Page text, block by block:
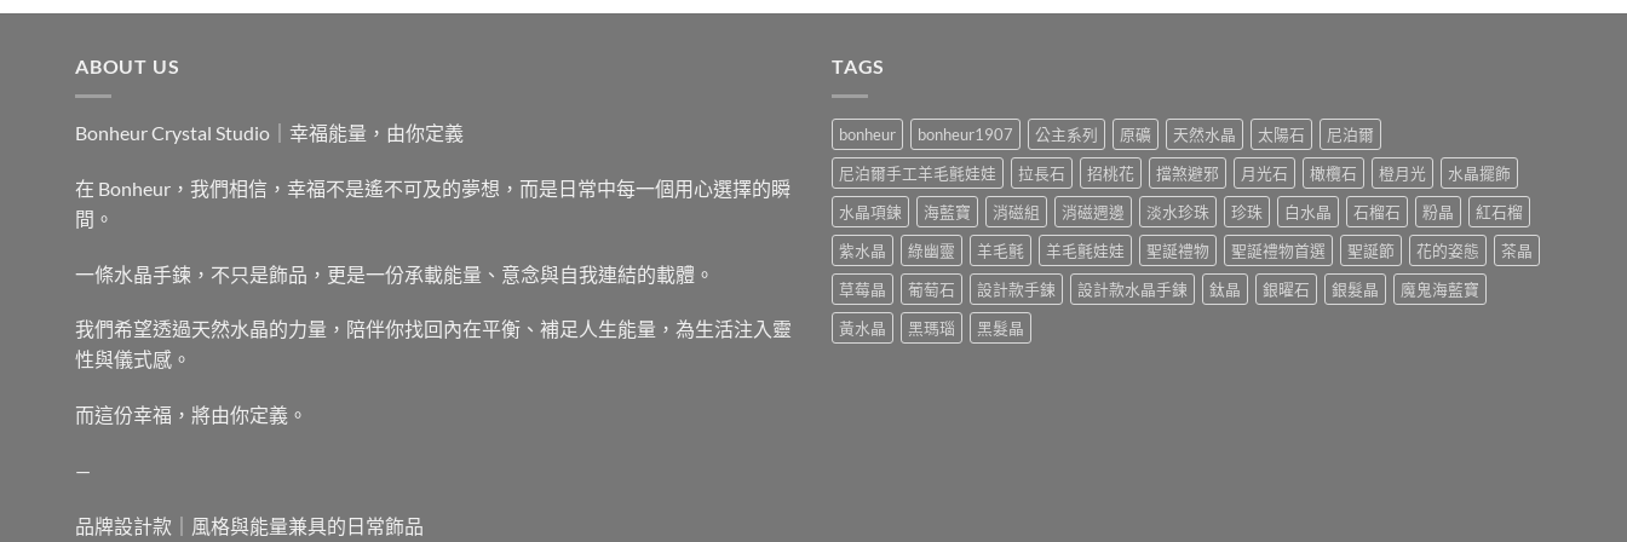
ABOUT US
Bonheur Crystal Studio｜幸福能量，由你定義
在 Bonheur，我們相信，幸福不是遙不可及的夢想，而是日常中每一個用心選擇的瞬
間。
一條水晶手鍊，不只是飾品，更是一份承載能量、意念與自我連結的載體。
我們希望透過天然水晶的力量，陪伴你找回內在平衡、補足人生能量，為生活注入靈
性與儀式感。
而這份幸福，將由你定義。
—
品牌設計款｜風格與能量兼具的日常飾品
TAGS
bonheur bonheur1907 公主系列 原礦 天然水晶 太陽石
尼泊爾
尼泊爾手工羊毛氈娃娃
拉長石 招桃花 擋煞避邪 月光石 橄欖石 橙月光
水晶擺飾
水晶項鍊
海藍寶 消磁組 消磁週邊 淡水珍珠 珍珠 白水晶 石榴石 粉晶
紅石榴
紫水晶
綠幽靈 羊毛氈 羊毛氈娃娃 聖誕禮物 聖誕禮物首選 聖誕節 花的姿態
茶晶
草莓晶
葡萄石 設計款手鍊 設計款水晶手鍊 鈦晶 銀曜石 銀髮晶
魔鬼海藍寶
黃水晶
黑瑪瑙 黑髮晶